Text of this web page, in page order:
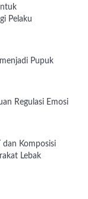
Pelaku
Pupuk
Regulasi Emosi
dan Komposisi
Lebak